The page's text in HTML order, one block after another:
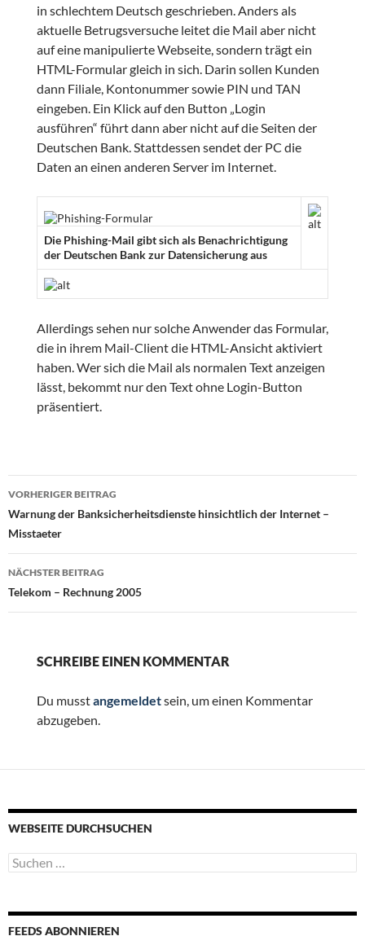
in schlechtem Deutsch geschrieben. Anders als
aktuelle Betrugsversuche leitet die Mail aber nicht
auf eine manipulierte Webseite, sondern trägt ein
HTML-Formular gleich in sich. Darin sollen Kunden
dann Filiale, Kontonummer sowie PIN und TAN
eingeben. Ein Klick auf den Button „Login
ausführen“ führt dann aber nicht auf die Seiten der
Deutschen Bank. Stattdessen sendet der PC die
Daten an einen anderen Server im Internet.
Die Phishing-Mail gibt sich als Benachrichtigung
der Deutschen Bank zur Datensicherung aus
Allerdings sehen nur solche Anwender das Formular,
die in ihrem Mail-Client die HTML-Ansicht aktiviert
haben. Wer sich die Mail als normalen Text anzeigen
lässt, bekommt nur den Text ohne Login-Button
präsentiert.
Beitragsnavigation
VORHERIGER BEITRAG
Warnung der Banksicherheitsdienste hinsichtlich der Internet –
Misstaeter
NÄCHSTER BEITRAG
Telekom – Rechnung 2005
SCHREIBE EINEN KOMMENTAR
Du musstangemeldetsein, um einen Kommentar
abzugeben.
WEBSEITE DURCHSUCHEN
Suchen
nach:
FEEDS ABONNIEREN